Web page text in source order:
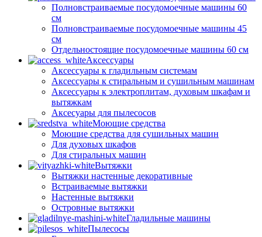
Полновстраиваемые посудомоечные машины 60
см
Полновстраиваемые посудомоечные машины 45
см
Отдельностоящие посудомоечные машины 60 см
Аксессуары
Аксессуары к гладильным системам
Аксессуары к стиральным и сушильным машинам
Аксессуары к электроплитам, духовым шкафам и
вытяжкам
Аксесуары для пылесосов
Моющие средства
Моющие средства для сушильных машин
Для духовых шкафов
Для стиральных машин
Вытяжки
Вытяжки настенные декоративные
Встраиваемые вытяжки
Настенные вытяжки
Островные вытяжки
Гладильные машины
Пылесосы